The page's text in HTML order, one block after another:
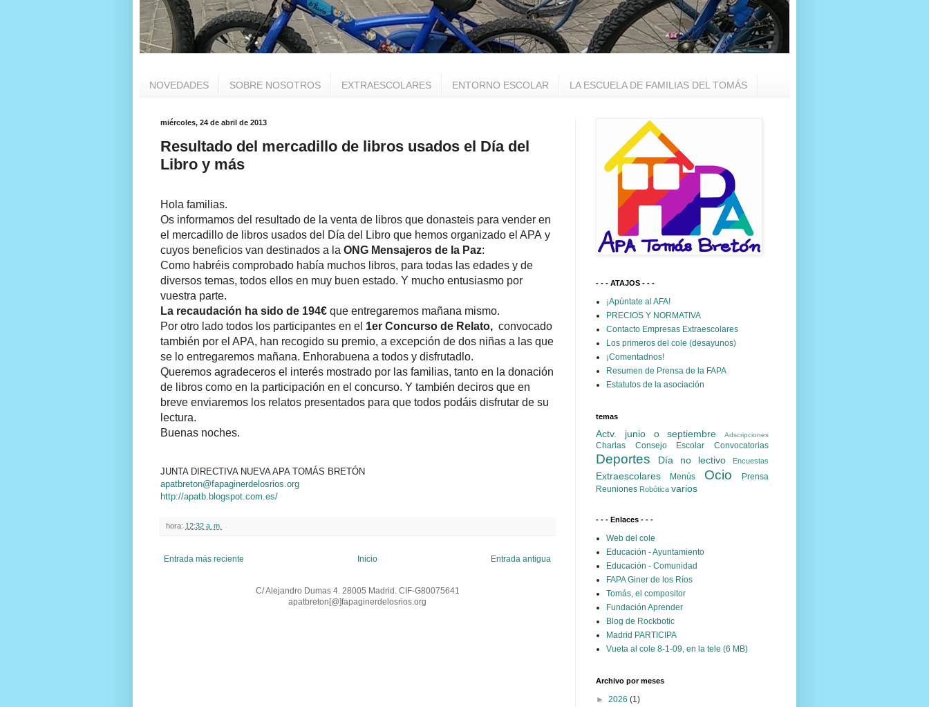
NOVEDADES SOBRE NOSOTROS EXTRAESCOLARES ENTORNO ESCOLAR LA ESCUELA DE FAMILIAS DEL TOMÁS
miércoles, 24 de abril de 2013
Resultado del mercadillo de libros usados el Día del
Libro y más
Hola familias.
Os informamos del resultado de la venta de libros que donasteis para vender en
el mercadillo de libros usados del Día del Libro que hemos organizado el APA y
cuyos beneficios van destinados a la ONG Mensajeros de la Paz:
Como habréis comprobado había muchos libros, para todas las edades y de
diversos temas, todos ellos en muy buen estado. Y mucho entusiasmo por
vuestra parte.
La recaudación ha sido de 194€ que entregaremos mañana mismo.
Por otro lado todos los participantes en el 1er Concurso de Relato, convocado
también por el APA, han recogido su premio, a excepción de dos niñas a las que
se lo entregaremos mañana. Enhorabuena a todos y disfrutadlo.
Queremos agradeceros el interés mostrado por las familias, tanto en la donación
de libros como en la participación en el concurso. Y también deciros que en
breve enviaremos los relatos presentados para que todos podáis disfrutar de su
lectura.
Buenas noches.
JUNTA DIRECTIVA NUEVA APA TOMÁS BRETÓN
apatbreton@fapaginerdelosrios.org
http://apatb.blogspot.com.es/
hora: 12:32 a. m.
Entrada más reciente Entrada antigua
Inicio
C/ Alejandro Dumas 4. 28005 Madrid. CIF-G80075641
apatbreton[@]fapaginerdelosrios.org
- - - ATAJOS - - -
¡Apúntate al AFA!
PRECIOS Y NORMATIVA
Contacto Empresas Extraescolares
Los primeros del cole (desayunos)
¡Comentadnos!
Resumen de Prensa de la FAPA
Estatutos de la asociación
temas
Actv. junio o septiembre Adscripciones
Charlas Consejo Escolar Convocatorias
Deportes Día no lectivo Encuestas
Extraescolares Menús Ocio
Prensa
Reuniones Robótica varios
- - - Enlaces - - -
Web del cole
Educación - Ayuntamiento
Educación - Comunidad
FAPA Giner de los Ríos
Tomás, el compositor
Fundación Aprender
Blog de Rockbotic
Madrid PARTICIPA
Vueta al cole 8-1-09, en la tele (6 MB)
Archivo por meses
► 2026 (1)